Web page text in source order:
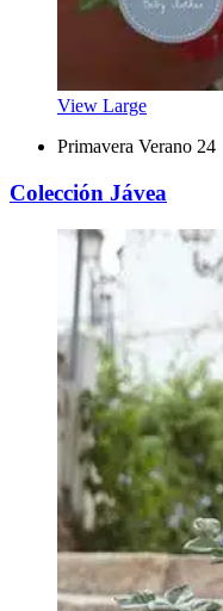
View Large
Primavera Verano 24
Colección Jávea